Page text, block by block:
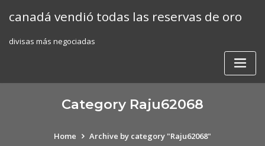
canadá vendió todas las reservas de oro
divisas más negociadas
Category Raju62068
Home Archive by category "Raju62068"